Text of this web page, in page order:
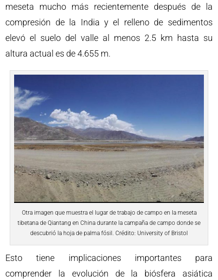
meseta mucho más recientemente después de la
compresión de la India y el relleno de sedimentos
elevó el suelo del valle al menos 2.5 km hasta su
altura actual es de 4.655 m.
Otra imagen que muestra el lugar de trabajo de campo en la meseta
tibetana de Qiantang en China durante la campaña de campo donde se
descubrió la hoja de palma fósil. Crédito: University of Bristol
Esto tiene implicaciones importantes para
comprender la evolución de la biósfera asiática